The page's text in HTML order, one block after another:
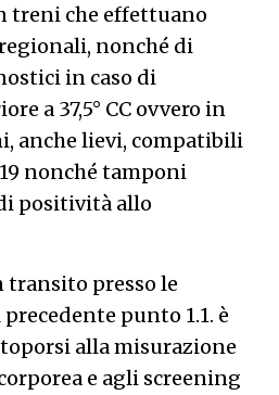
treni che effettuano
nonché di
in caso di
a 37,5° CC ovvero in
anche lievi, compatibili
nonché tamponi
positività allo
transito presso le
punto 1.1. è
alla misurazione
e agli screening